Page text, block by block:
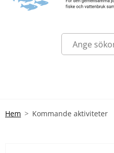
Hem Kommande aktiviteter